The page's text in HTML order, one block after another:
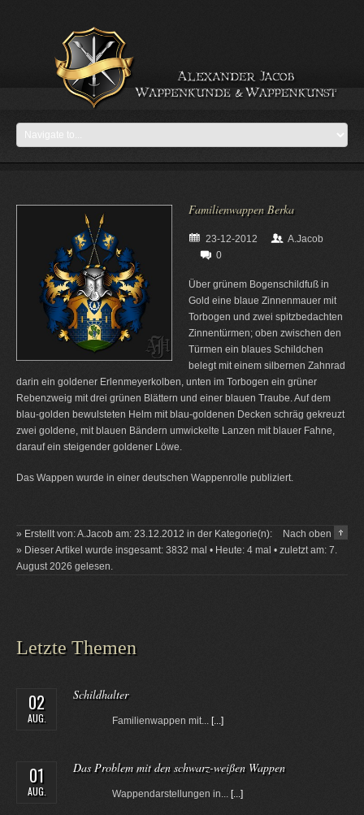
Familienwappen Berka
23-12-2012
A.Jacob
0
Über grünem Bogenschildfuß in
Gold eine blaue Zinnenmauer mit
Torbogen und zwei spitzbedachten
Zinnentürmen; oben zwischen den
Türmen ein blaues Schildchen
belegt mit einem silbernen Zahnrad
darin ein goldener Erlenmeyerkolben, unten im Torbogen ein grüner
Rebenzweig mit drei grünen Blättern und einer blauen Traube. Auf dem
blau-golden bewulsteten Helm mit blau-goldenen Decken schräg gekreuzt
zwei goldene, mit blauen Bändern umwickelte Lanzen mit blauer Fahne,
darauf ein steigender goldener Löwe.
Das Wappen wurde in einer deutschen Wappenrolle publiziert.
Nach oben
» Erstellt von: A.Jacob am: 23.12.2012 in der Kategorie(n):
» Dieser Artikel wurde insgesamt: 3832 mal • Heute: 4 mal • zuletzt am: 7.
August 2026 gelesen.
Letzte Themen
02
AUG.
Schildhalter
Familienwappen mit... [...]
01
AUG.
Das Problem mit den schwarz-weißen Wappen
Wappendarstellungen in... [...]